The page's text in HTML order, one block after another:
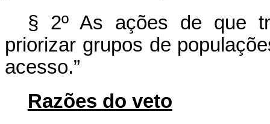
§ 2º As ações de que
priorizar grupos de
acesso.”
Razões do veto